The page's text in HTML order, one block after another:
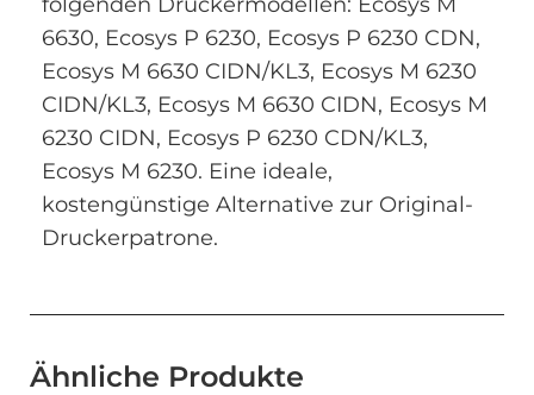
folgenden Druckermodellen: Ecosys M
6630, Ecosys P 6230, Ecosys P 6230 CDN,
Ecosys M 6630 CIDN/KL3, Ecosys M 6230
CIDN/KL3, Ecosys M 6630 CIDN, Ecosys M
6230 CIDN, Ecosys P 6230 CDN/KL3,
Ecosys M 6230. Eine ideale,
kostengünstige Alternative zur Original-
Druckerpatrone.
Ähnliche Produkte